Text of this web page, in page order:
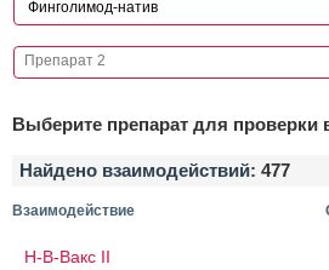
Выберите препарат для проверки
Найдено взаимодействий: 477
Взаимодействие
H-B-Вакс II